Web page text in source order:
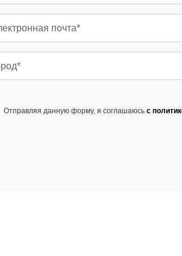
Отправляя данную форму, я соглашаюсьс